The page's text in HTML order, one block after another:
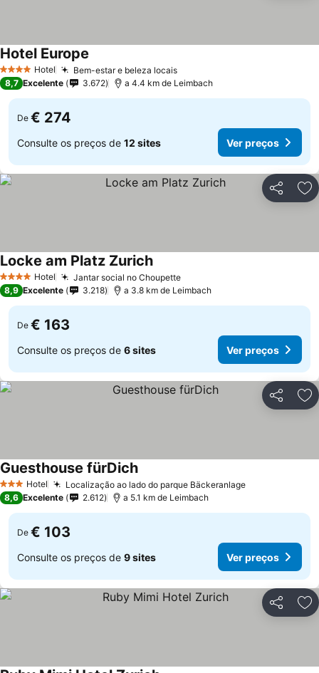
4 EstrelasHotel Bem-estar e beleza locaisVer preços
Hotel Europe
8,7 Excelente 3.672 a 4.4 km de Leimbach
De € 274
Consulte os preços de 12 sites Ver preços
Partilhar
4 EstrelasHotel Jantar social no ChoupetteVer preços
Locke am Platz ZurichVer preços
8,9 Excelente 3.218 a 3.8 km de Leimbach
De € 163
Consulte os preços de 6 sites Ver preços
Partilhar
3 EstrelasHotel Localização ao lado do parque BäckeranlageVer preços
Guesthouse fürDichVer preços
8,6 Excelente 2.612 a 5.1 km de Leimbach
De € 103
Consulte os preços de 9 sites Ver preços
Partilhar